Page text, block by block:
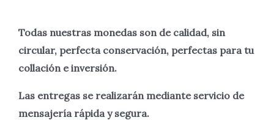
Todas nuestras monedas son de calidad, sin
circular, perfecta conservación, perfectas para tu
collación e inversión.
Las entregas se realizarán mediante servicio de
mensajería rápida y segura.